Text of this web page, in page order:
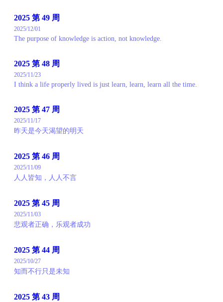
2025 第 49 周
2025/12/01
The purpose of knowledge is action, not knowledge.
2025 第 48 周
2025/11/23
I think a life properly lived is just learn, learn, learn all the time.
2025 第 47 周
2025/11/17
昨天是今天渴望的明天
2025 第 46 周
2025/11/09
人人皆知，人人不言
2025 第 45 周
2025/11/03
悲观者正确，乐观者成功
2025 第 44 周
2025/10/27
知而不行只是未知
2025 第 43 周